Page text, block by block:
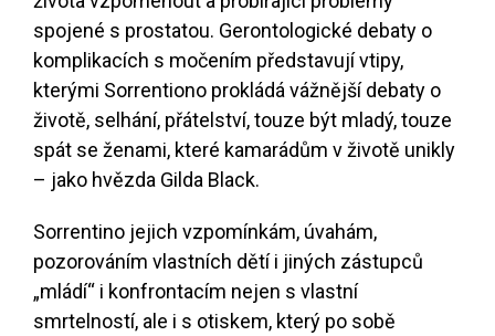
spojené s prostatou. Gerontologické debaty o
komplikacích s močením představují vtipy,
kterými Sorrentiono prokládá vážnější debaty o
životě, selhání, přátelství, touze být mladý, touze
spát se ženami, které kamarádům v životě unikly
– jako hvězda Gilda Black.
Sorrentino jejich vzpomínkám, úvahám,
pozorováním vlastních dětí i jiných zástupců
„mládí“ i konfrontacím nejen s vlastní
smrtelností, ale i s otiskem, který po sobě